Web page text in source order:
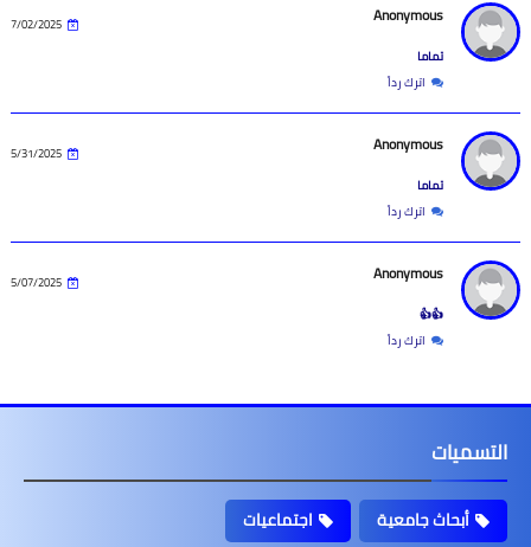
Anonymous
7/02/2025
تماما
اترك رداً
Anonymous
5/31/2025
تماما
اترك رداً
Anonymous
5/07/2025
👍👍
اترك رداً
التسميات
أبحاث جامعية
اجتماعيات